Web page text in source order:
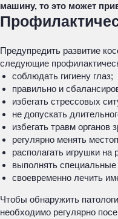
машину, то это может
Предупредить развитие
следующие
соблюдать гигиену глаз;
правильно и
избегать стрессовых
не допускать
избегать травм органов
регулярно менять
располагать игрушки на
выполнять специальные
своевременно лечить
Чтобы обнаружить
необходимо регулярно